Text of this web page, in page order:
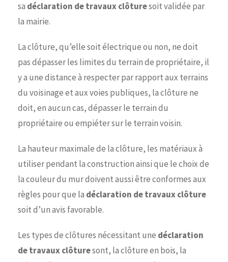
sa déclaration de travaux clôturesoit validée par
la mairie.
La clôture, qu’elle soit électrique ou non, ne doit
pas dépasser les limites du terrain de propriétaire, il
y a une distance à respecter par rapport aux terrains
du voisinage et aux voies publiques, la clôture ne
doit, en aucun cas, dépasser le terrain du
propriétaire ou empiéter sur le terrain voisin.
La hauteur maximale de la clôture, les matériaux à
utiliser pendant la construction ainsi que le choix de
la couleur du mur doivent aussi être conformes aux
règles pour que la déclaration de travaux clôture
soit d’un avis favorable.
Les types de clôtures nécessitant une déclaration
de travaux clôturesont, la clôture en bois, la